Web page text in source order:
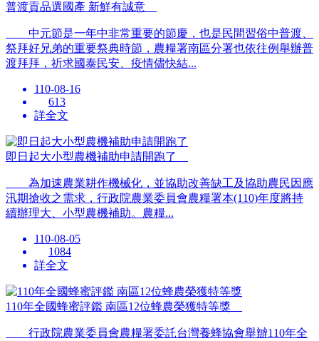
普渡貢品選國產 新鮮有誠意
中元節是一年中非常重要的節慶，也是民間習俗中普渡、
祭拜好兄弟的重要祭典時節，農糧署南區分署也依往例舉辦普
渡拜拜，祈求國泰民安、疫情儘快結...
110-08-16
613
詳全文
即日起大小型農機補助申請開跑了
為加速農業耕作機械化，並協助改善缺工及協助農民因應
汛期搶收之需求，行政院農業委員會農糧署本(110)年度將持
續辦理大、小型農機補助。農糧...
110-08-05
1084
詳全文
110年全國蜂蜜評鑑 南區12位蜂農榮獲特等獎
行政院農業委員會農糧署委託台灣養蜂協會舉辧110年全